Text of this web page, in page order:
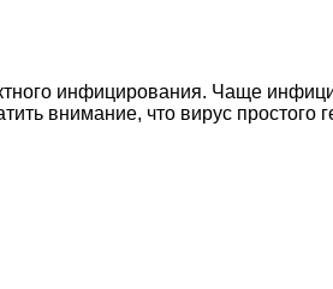
инфицирования. Чаще
внимание, что вирус